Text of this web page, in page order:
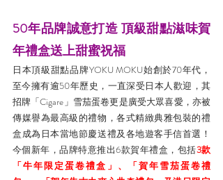
50年品牌誠意打造 頂級甜點滋味賀
年禮盒送上甜蜜祝福
日本頂級甜點品牌YOKU MOKU始創於70年代，
至今擁有逾50年歷史，一直深受日本人歡迎，其
招牌「Cigare」雪茄蛋卷更是廣受大眾喜愛，亦被
傳媒譽為最高級的禮物，各式精緻典雅包裝的禮
盒成為日本當地節慶送禮及各地遊客手信首選！
今個新年，品牌特意推出6款賀年禮盒，包括3款
「牛年限定蛋卷禮盒」、「賀年雪茄蛋卷禮